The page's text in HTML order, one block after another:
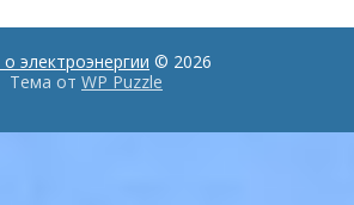
электроэнергии © 2026
Тема от WP Puzzle